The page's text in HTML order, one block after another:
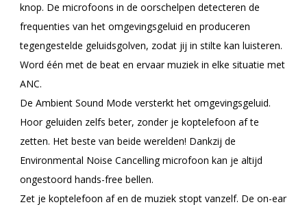
knop. De microfoons in de oorschelpen detecteren de
frequenties van het omgevingsgeluid en produceren
tegengestelde geluidsgolven, zodat jij in stilte kan luisteren.
Word één met de beat en ervaar muziek in elke situatie met
ANC.
De Ambient Sound Mode versterkt het omgevingsgeluid.
Hoor geluiden zelfs beter, zonder je koptelefoon af te
zetten. Het beste van beide werelden! Dankzij de
Environmental Noise Cancelling microfoon kan je altijd
ongestoord hands-free bellen.
Zet je koptelefoon af en de muziek stopt vanzelf. De on-ear